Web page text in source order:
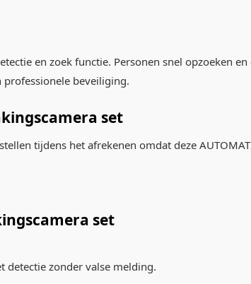
en zoek functie. Personen snel opzoeken
beveiliging.
set
tijdens het afrekenen omdat deze
set
detectie zonder valse melding.